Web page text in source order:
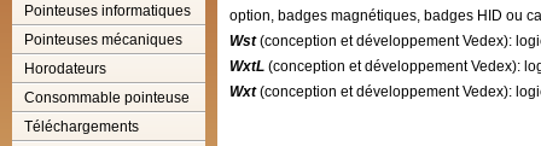
Pointeuses informatiques
Pointeuses mécaniques
Horodateurs
Consommable pointeuse
Téléchargements
option, badges magnétiques, badges HID ou
Wst(conception et développement Vedex):
WxtL (conception et développement Vedex):
Wxt(conception et développement Vedex):